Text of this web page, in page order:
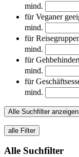
mind.
für Veganer
mind.
für
mind.
für
mind.
für
mind.
Alle Suchfilter anzeigen
alle Filter
Alle Suchfilter